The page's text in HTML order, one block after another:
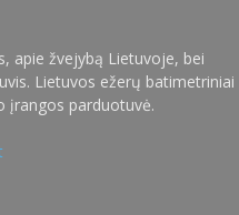
apie žvejybą Lietuvoje, bei
Lietuvos ežerų batimetriniai
įrangos parduotuvė.